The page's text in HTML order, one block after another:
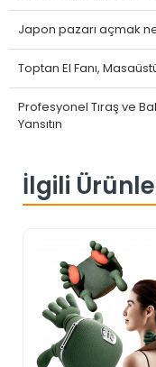
Japon pazarı açmak
Toptan El Fanı,
Profesyonel Tıraş ve
Yansıtın
İlgili